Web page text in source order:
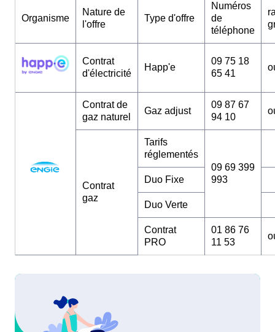
Organisme
Nature de
l'offre
Type d'offre
Numéros
de
téléphone
Contrat
d'électricité
Happ'e
09 75 18
65 41
Contrat de
gaz naturel
Gaz adjust
09 87 67
94 10
Contrat
gaz
Tarifs
réglementés
09 69 399
993
Duo Fixe
Duo Verte
Contrat
PRO
01 86 76
11 53